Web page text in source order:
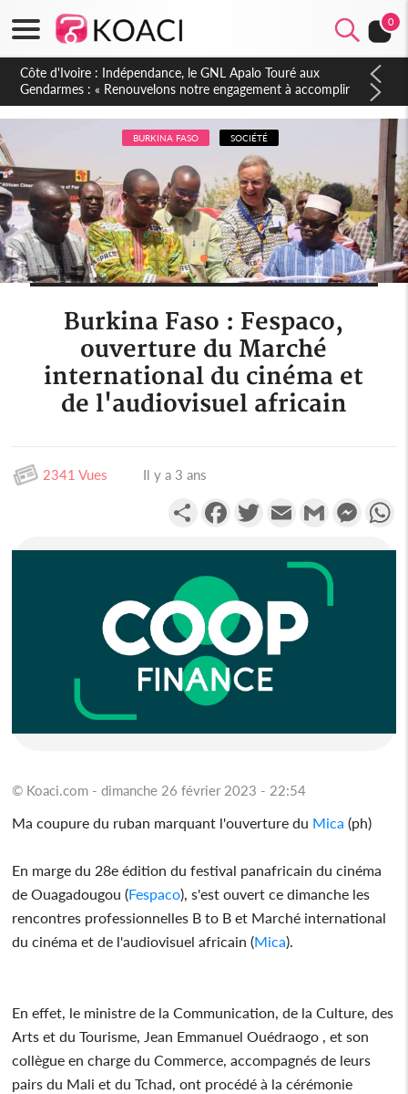
0
Sierra Leone : Un projet de réforme constitutionnelle en
gestation, points clés des amendements, un exclu d'avance
BURKINA FASO SOCIÉTÉ
Burkina Faso : Fespaco,
ouverture du Marché
international du cinéma et
de l'audiovisuel africain
2341 Vues Il y a 3 ans
PartagerFacebookTwitterEmail Gmail
© Koaci.com - dimanche 26 février 2023 - 22:54
Ma coupure du ruban marquant l'ouverture du Mica (ph)
En marge du 28e édition du festival panafricain du cinéma
de Ouagadougou (Fespaco), s'est ouvert ce dimanche les
rencontres professionnelles B to B et Marché international
du cinéma et de l'audiovisuel africain (Mica).
En effet, le ministre de la Communication, de la Culture, des
Arts et du Tourisme, Jean Emmanuel Ouédraogo , et son
collègue en charge du Commerce, accompagnés de leurs
pairs du Mali et du Tchad, ont procédé à la cérémonie